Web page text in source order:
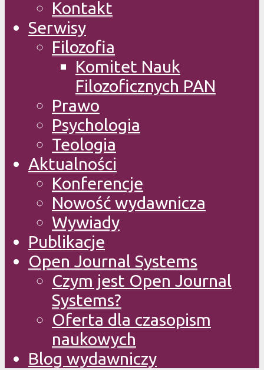
Kontakt
Serwisy
Filozofia
Komitet Nauk
Filozoficznych PAN
Prawo
Psychologia
Teologia
Aktualności
Konferencje
Nowość wydawnicza
Wywiady
Publikacje
Open Journal Systems
Czym jest Open Journal
Systems?
Oferta dla czasopism
naukowych
Blog wydawniczy